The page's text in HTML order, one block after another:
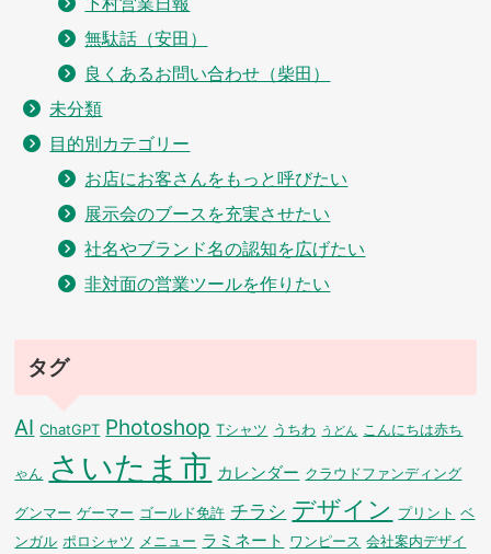
無駄話（安田）
良くあるお問い合わせ（柴田）
未分類
目的別カテゴリー
お店にお客さんをもっと呼びたい
展示会のブースを充実させたい
社名やブランド名の認知を広げたい
非対面の営業ツールを作りたい
タグ
AI ChatGPT Photoshop Tシャツ うちわ うどん こんにちは赤ち
ゃん さいたま市 カレンダー クラウドファンディング
グンマー ゲーマー ゴールド免許 チラシ デザイン プリント ベ
ンガル ポロシャツ メニュー ラミネート ワンピース 会社案内デザイ